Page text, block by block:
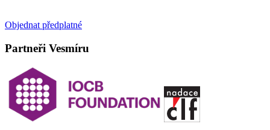
Objednat předplatné
Partneři Vesmíru